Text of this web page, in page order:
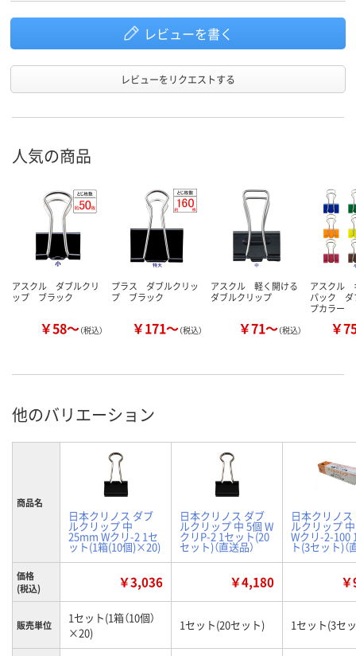
レビューを書く
レビューをリクエストする
人気の商品
アスクル ダブルクリ
ップ ブラック
￥58～（税込）
プラス ダブルクリッ
プ ブラック
￥171～（税込）
アスクル 軽く開ける
ダブルクリップ
￥71～（税込）
アスクル
パック ダ
プカラー
￥
他のバリエーション
商品名
日本クリノス ダブ
ルクリップ 中
25mm Wクリ-2 1セ
ット(1箱(10個)×20)
日本クリノス ダブ
ルクリップ 中 5個 W
クリP-2 1セット(20
セット)（直送品）
日本クリノス
ルクリップ
Wクリ-2-100
ト(3セット)（
価格
(税込)
￥3,036 ￥4,180
販売単位
1セット(1箱（10個）
×20)
1セット(20セット) 1セット(3セ